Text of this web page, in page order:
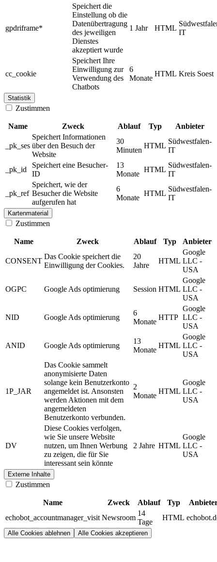
gpdriframe*
Speichert die
Einstellung ob die
Datenübertragung
des jeweiligen
Dienstes
akzeptiert wurde
1 Jahr HTML
IT
cc_cookie
Speichert Ihre
Einwilligung zur
Verwendung des
Chatbots
6
Monate
HTML Kreis Soest
Statistik
Zustimmen
Name Zweck Ablauf Typ Anbieter
_pk_ses
Speichert Informationen
über den Besuch der
Website
30
Minuten
HTML
Südwestfalen-
IT
_pk_id
Speichert eine Besucher-
ID
13
Monate
HTML
Südwestfalen-
IT
_pk_ref
Speichert, wie der
Besucher die Website
aufgerufen hat
6
Monate
HTML
Südwestfalen-
IT
Kartenmaterial
Zustimmen
Name Zweck Ablauf Typ Anbieter
CONSENT
Das Cookie speichert die
Einwilligung der Cookies.
20
Jahre
HTML
Google
LLC -
USA
OGPC Google Ads optimierung Session HTML
Google
LLC -
USA
NID Google Ads optimierung
6
Monate
HTTP
Google
LLC -
USA
ANID Google Ads optimierung
13
Monate
HTML
Google
LLC -
USA
1P_JAR
Das Cookie sammelt
anonymisierte Daten
solange kein Benutzerkonto
angemeldet ist. Ansonsten
werden Aktionen mit dem
angemeldeten
Benutzerkonto verbunden.
2
Monate
HTML
Google
LLC -
USA
DV
Diese Cookies verfolgen,
wie Sie unsere Website
nutzen, um Ihnen Werbung
zu zeigen, die für Sie
interessant sein könnte
2 Jahre HTML
Google
LLC -
USA
Externe Inhalte
Zustimmen
Name Zweck Ablauf Typ
echobot_accountmanager_visit Newsroom
14
Tage
HTML
Alle Cookies ablehnen Alle Cookies akzeptieren